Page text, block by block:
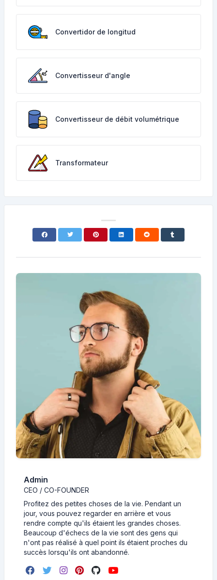
Convertidor de longitud
Convertisseur d'angle
Convertisseur de débit volumétrique
Transformateur
Admin
CEO / CO-FOUNDER
Profitez des petites choses de la vie. Pendant un
jour, vous pouvez regarder en arrière et vous
rendre compte qu'ils étaient les grandes choses.
Beaucoup d'échecs de la vie sont des gens qui
n'ont pas réalisé à quel point ils étaient proches du
succès lorsqu'ils ont abandonné.